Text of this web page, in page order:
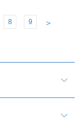
8 9 ＞